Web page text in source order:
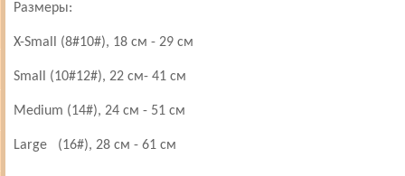
Размеры:
X-Small (8#10#), 18 см - 29 см
Small (10#12#), 22 см- 41 см
Medium (14#), 24 см - 51 см
Large (16#), 28 см - 61 см